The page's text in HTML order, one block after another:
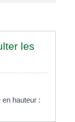
les
hauteur :